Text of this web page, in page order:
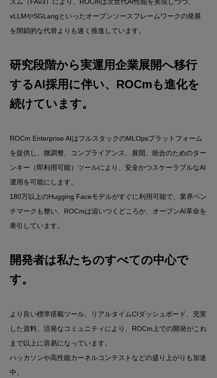
ズム（FAv3）により、ROCmは次世代AI性能を実現しつつ、
vLLMやSGLangといったオープンソースフレームワークの発展
を閉鎖的な代替よりも速く推進しています。
研究段階から実運用企業展開へ移行
するAI採用に伴い、ROCmも進化を
続けています。
ROCm Enterprise AIはフルスタックのMLOpsプラットフォーム
を提供し、微調整、コンプライアンス、展開、統合のためのター
ンキー（即利用可能）ツールにより、安全かつスケーラブルなAI
運用を可能にします。
180万以上のHugging Faceモデルがすぐに利用可能で、業界ベン
チマークも整い、ROCmは追いつくどころか、オープンAI革命を
牽引しています。
開発者は私たちのすべての中心で
す。
より良い標準搭載ツール、リアルタイムCIダッシュボード、充実
した資料、活発なコミュニティにより、ROCm上での開発がこれ
まで以上に容易になっています。
ハッカソンや高性能カーネルコンテストなどの盛り上がりも加速
中。